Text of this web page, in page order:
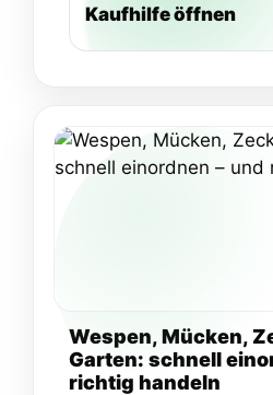
Kaufhilfe öffnen
Wespen, Mücken,
Garten: schnell
richtig handeln